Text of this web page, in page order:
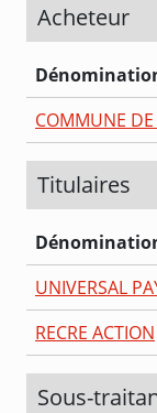
Acheteur
COMMUNE DE
Titulaires
UNIVERSAL
RECRE ACTION
Sous-